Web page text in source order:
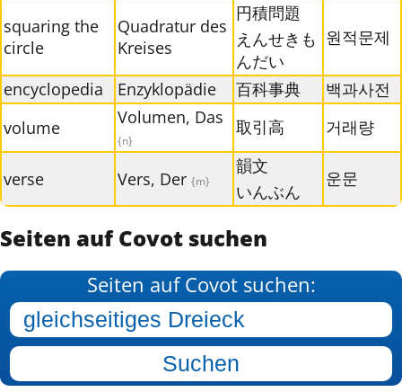
squaring the
circle
Quadratur des
Kreises
円積問題
えんせきも
んだい
원적문제
encyclopedia Enzyklopädie 百科事典
백과사전
volume
Volumen, Das
{n}
取引高 거래량
verse Vers, Der {m}
韻文
いんぶん
운문
Seiten auf Covot suchen
Seiten auf Covot suchen: